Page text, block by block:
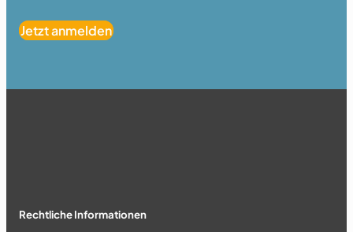
Jetzt anmelden
Rechtliche Informationen